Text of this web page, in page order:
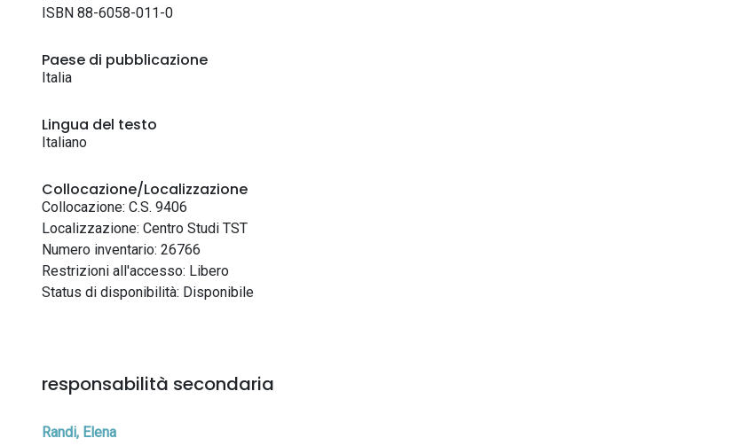
ISBN 88-6058-011-0
Paese di pubblicazione
Italia
Lingua del testo
Italiano
Collocazione/Localizzazione
Collocazione: C.S. 9406
Localizzazione: Centro Studi TST
Numero inventario: 26766
Restrizioni all'accesso: Libero
Status di disponibilità: Disponibile
responsabilità secondaria
Randi, Elena